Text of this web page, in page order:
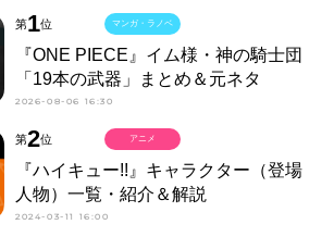
第1位
『ONE PIECE』イム様・神の騎士団
「19本の武器」まとめ＆元ネタ
2026-08-06 16:30
マンガ・ラノベ
第2位
『ハイキュー!!』キャラクター（登場
人物）一覧・紹介＆解説
2024-03-11 16:00
アニメ